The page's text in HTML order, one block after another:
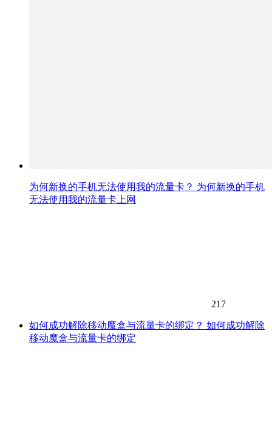
为何新换的手机无法使用我的流量卡？ 为何新换的手机
无法使用我的流量卡上网
217
如何成功解除移动魔盒与流量卡的绑定？ 如何成功解除
移动魔盒与流量卡的绑定